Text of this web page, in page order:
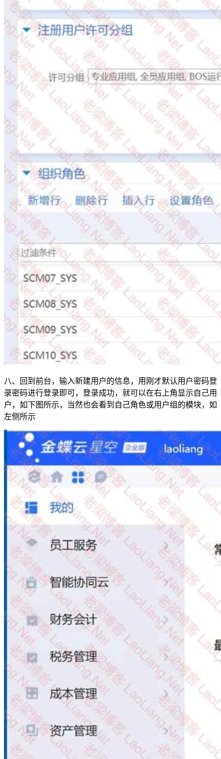
八、回到前台，输入新建用户的信息，用刚才默认用户密码登
录密码进行登录即可，登录成功，就可以在右上角显示自己用
户，如下图所示，当然也会看到自己角色或用户组的模块，如
左侧所示